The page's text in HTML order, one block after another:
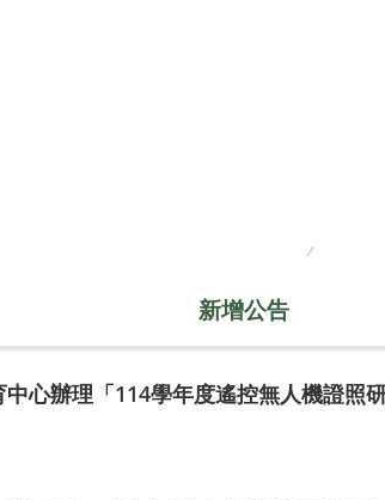
新增公告
心辦理「114學年度遙控無人機證照